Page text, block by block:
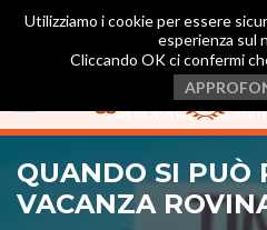
Utilizziamo i cookie per essere
esperienza sul
Cliccando OK ci confermi
Scarica ora la
Avrai assistenza
QUANDO SI PUÒ
VACANZA